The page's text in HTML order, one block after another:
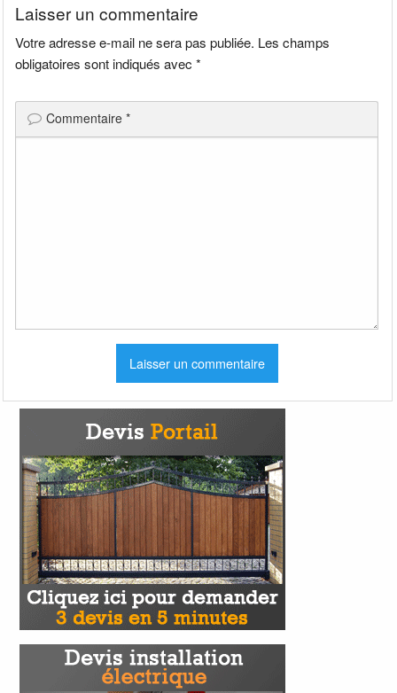
Laisser un commentaire
Votre adresse e-mail ne sera pas publiée. Les champs
obligatoires sont indiqués avec*
Commentaire*